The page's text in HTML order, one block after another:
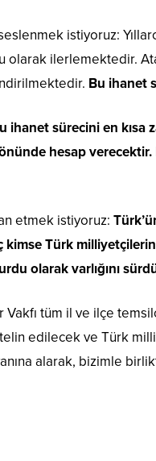
istiyoruz:
olarak ilerlemektedir.
Bu ihanet
sürecini en kısa
hesap
etmek istiyoruz:
kimse Türk
olarak varlığını
Vakfı tüm il ve ilçe
telin edilecek ve Türk
alarak, bizimle